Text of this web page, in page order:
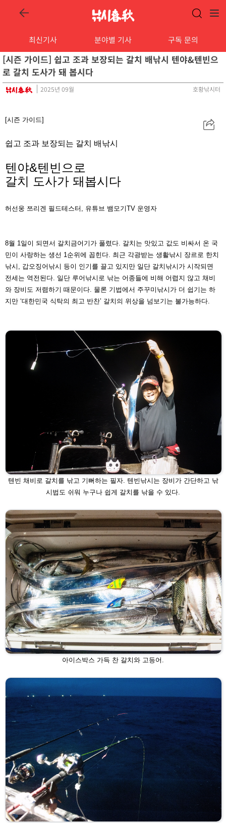
최신기사 분야별 기사 구독 문의
[시즌 가이드] 쉽고 조과 보장되는 갈치 배낚시 텐야&텐빈으
로 갈치 도사가 돼 봅시다
2025년 09월 호황낚시터
공
유
[시즌 가이드]
쉽고 조과 보장되는 갈치 배 낚시
텐야&텐빈으로
갈치 도사가 돼봅시다
허선웅 쯔리겐 필드테스터, 유튜브 뱀모기TV 운영자
8월 1일이 되면서 갈치금어기가 풀렸다. 갈치는 맛있고 값도 비싸서 온 국
민이 사랑하는 생선 1순위에 꼽힌다. 최근 각광받는 생활낚시 장르로 한치
낚시, 갑오징어낚시 등이 인 기를 끌고 있지만 일단 갈치낚시가 시작되면
전세는 역전된 다. 일단 루어낚시로 낚는 어종들에 비해 어렵지 않고 채비
와 장비도 저렴하기 때문이다. 물론 기법에서 주꾸미낚시가 더 쉽기는 하
지만 ‘대한민국 식탁의 최고 반찬’ 갈치의 위상을 넘보기는 불가능하다.
텐빈 채비로 갈치를 낚고 기뻐하는 필자. 텐빈낚시는 장비가 간단하고 낚
시법 도 쉬워 누구나 쉽게 갈치를 낚을 수 있다.
아이스박스 가득 찬 갈치와 고등어.